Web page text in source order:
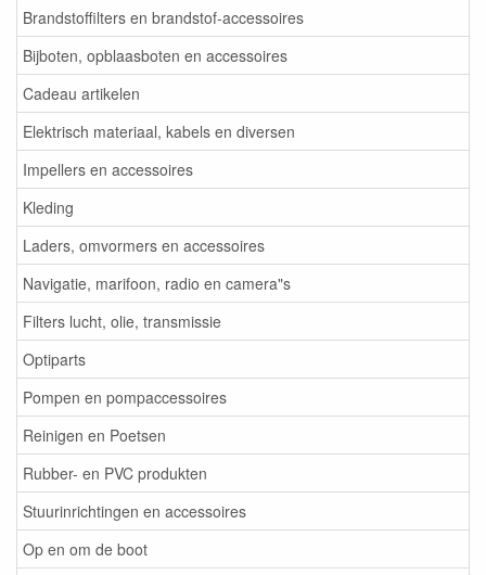
Brandstoffilters en brandstof-accessoires
Bijboten, opblaasboten en accessoires
Cadeau artikelen
Elektrisch materiaal, kabels en diversen
Impellers en accessoires
Kleding
Laders, omvormers en accessoires
Navigatie, marifoon, radio en camera"s
Filters lucht, olie, transmissie
Optiparts
Pompen en pompaccessoires
Reinigen en Poetsen
Rubber- en PVC produkten
Stuurinrichtingen en accessoires
Op en om de boot